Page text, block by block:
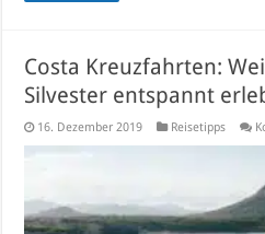
Costa Kreuzfahrten:
Silvester entspannt
16. Dezember 2019 Reisetipps